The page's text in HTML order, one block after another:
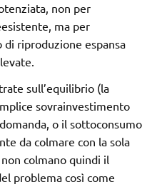
non per
ma per
di riproduzione espansa
sull’equilibrio (la
sovrainvestimento
o il sottoconsumo
da colmare con la sola
colmano quindi il
problema così come